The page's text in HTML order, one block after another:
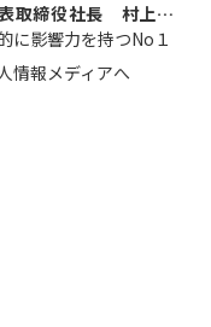
取締役社長 村上太
に影響力を持つNo１
情報メディアへ